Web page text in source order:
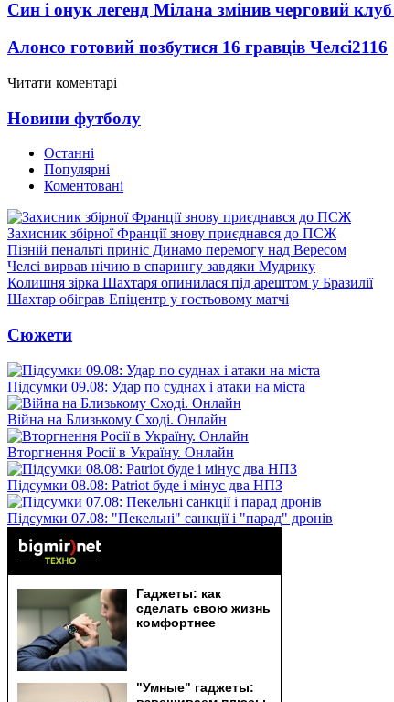
Син і онук легенд Мілана змінив черговий клуб
Алонсо готовий позбутися 16 гравців Челсі2116
Читати коментарі
Новини футболу
Останні
Популярні
Коментовані
Захисник збірної Франції знову приєднався до ПСЖ
Пізній пенальті приніс Динамо перемогу над Вересом
Челсі вирвав нічию в спарингу завдяки Мудрику
Колишня зірка Шахтаря опинилася під арештом у Бразилії
Шахтар обіграв Епіцентр у гостьовому матчі
Сюжети
Підсумки 09.08: Удар по суднах і атаки на міста
Війна на Близькому Сході. Онлайн
Вторгнення Росії в Україну. Онлайн
Підсумки 08.08: Patriot буде і мінус два НПЗ
Підсумки 07.08: "Пекельні" санкції і "парад" дронів